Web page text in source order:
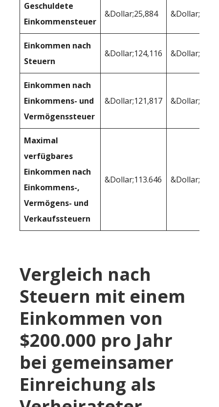
Geschuldete
Einkommensteuer
&Dollar;25,884
Einkommen nach
Steuern
&Dollar;124,116
Einkommen nach
Einkommens- und
Vermögenssteuer
&Dollar;121,817
Maximal
verfügbares
Einkommen nach
Einkommens-,
Vermögens- und
Verkaufssteuern
&Dollar;113.646
Vergleich nach
Steuern mit einem
Einkommen von
$200.000 pro Jahr
bei gemeinsamer
Einreichung als